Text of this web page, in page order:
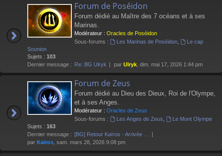
Forum de Poséidon
Forum dédié au Maître des 7 océans et à ses
Marinas.
Modérateur : Oracles de Poséidon
Sous-forums :
Les Marinas de Poséidon,
Le cap
Sounion
Sujets : 103
Dernier message :
Re: BG Ulryk par Ulryk , dim. mai 17, 2026 1:44 pm
Forum de Zeus
Forum dédié au Dieu des Dieux, Roi de l'Olympe,
et à ses Anges.
Modérateur : Oracles de Zeus
Sous-forums :
Les Anges de Zeus
Le Mont Olympe
Sujets : 163
Dernier message : [BG] Retour Kaïros - Arrivée …
par Kaïros , sam. mars 28, 2026 9:08 pm